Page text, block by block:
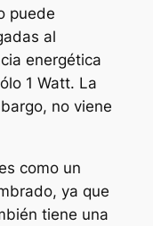
puede
al
energética
1 Watt. La
no viene
como un
ya que
tiene una